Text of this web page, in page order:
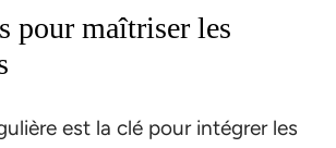
pour maîtriser les
est la clé pour intégrer les